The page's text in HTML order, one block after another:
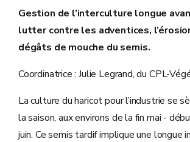
Gestion de l’interculture longue
lutter contre les adventices,
dégâts de mouche du semis.
Coordinatrice : Julie Legrand, du CPL-
La culture du haricot pour l’industrie se
la saison, aux environs de la fin mai -
juin. Ce semis tardif implique une longue